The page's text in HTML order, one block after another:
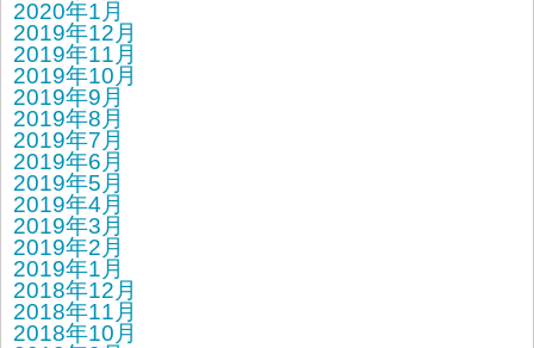
2020年1月
2019年12月
2019年11月
2019年10月
2019年9月
2019年8月
2019年7月
2019年6月
2019年5月
2019年4月
2019年3月
2019年2月
2019年1月
2018年12月
2018年11月
2018年10月